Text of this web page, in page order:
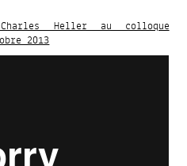
Heller au colloque
2013